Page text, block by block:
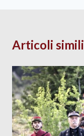
Articoli simili